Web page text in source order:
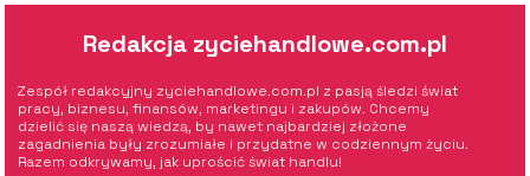
Redakcja zyciehandlowe.com.pl
Zespół redakcyjny zyciehandlowe.com.pl z pasją śledzi świat
pracy, biznesu, finansów, marketingu i zakupów. Chcemy
dzielić się naszą wiedzą, by nawet najbardziej złożone
zagadnienia były zrozumiałe i przydatne w codziennym życiu.
Razem odkrywamy, jak uprościć świat handlu!